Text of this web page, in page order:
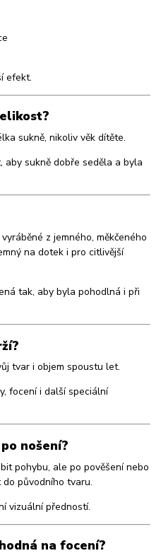
efekt.
sukně, nikoliv věk dítěte.
aby sukně dobře seděla a byla
z jemného, měkčeného
na dotek i pro citlivější
tak, aby byla pohodlná i při
tvar i objem spoustu let.
focení i další speciální
nošení?
pohybu, ale po pověšení nebo
původního tvaru.
vizuální předností.
na focení?